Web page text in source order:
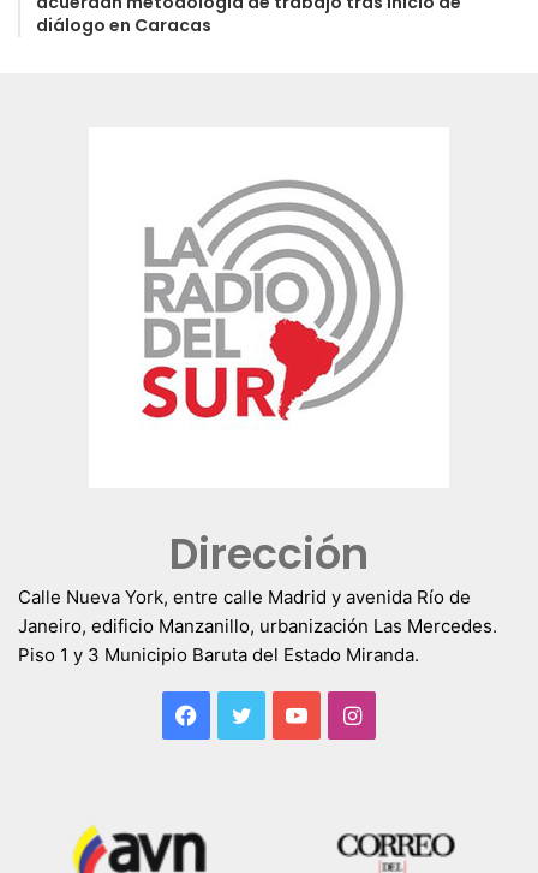
diálogo en Caracas
Dirección
Calle Nueva York, entre calle Madrid y avenida Río de
Janeiro, edificio Manzanillo, urbanización Las Mercedes.
Piso 1 y 3 Municipio Baruta del Estado Miranda.
Facebook
TwitterYouTubeInstagram